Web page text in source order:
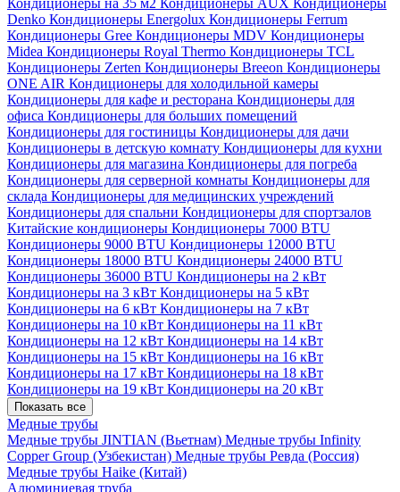
Кондиционеры на 35 м2 Кондиционеры AUX Кондиционеры
Denko Кондиционеры Energolux Кондиционеры Ferrum
Кондиционеры Gree Кондиционеры MDV Кондиционеры
Midea Кондиционеры Royal Thermo Кондиционеры TCL
Кондиционеры Zerten Кондиционеры Breeon Кондиционеры
ONE AIR Кондиционеры для холодильной камеры
Кондиционеры для кафе и ресторана Кондиционеры для
офиса Кондиционеры для больших помещений
Кондиционеры для гостиницы Кондиционеры для дачи
Кондиционеры в детскую комнату Кондиционеры для кухни
Кондиционеры для магазина Кондиционеры для погреба
Кондиционеры для серверной комнаты Кондиционеры для
склада Кондиционеры для медицинских учреждений
Кондиционеры для спальни Кондиционеры для спортзалов
Китайские кондиционеры Кондиционеры 7000 BTU
Кондиционеры 9000 BTU Кондиционеры 12000 BTU
Кондиционеры 18000 BTU Кондиционеры 24000 BTU
Кондиционеры 36000 BTU Кондиционеры на 2 кВт
Кондиционеры на 3 кВт Кондиционеры на 5 кВт
Кондиционеры на 6 кВт Кондиционеры на 7 кВт
Кондиционеры на 10 кВт Кондиционеры на 11 кВт
Кондиционеры на 12 кВт Кондиционеры на 14 кВт
Кондиционеры на 15 кВт Кондиционеры на 16 кВт
Кондиционеры на 17 кВт Кондиционеры на 18 кВт
Кондиционеры на 19 кВт Кондиционеры на 20 кВт
Показать все
Медные трубы
Медные трубы JINTIAN (Вьетнам) Медные трубы Infinity
Copper Group (Узбекистан) Медные трубы Ревда (Россия)
Медные трубы Haike (Китай)
Алюминиевая труба